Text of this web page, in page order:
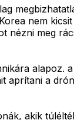
nem
nézni meg
aprítani a
akik